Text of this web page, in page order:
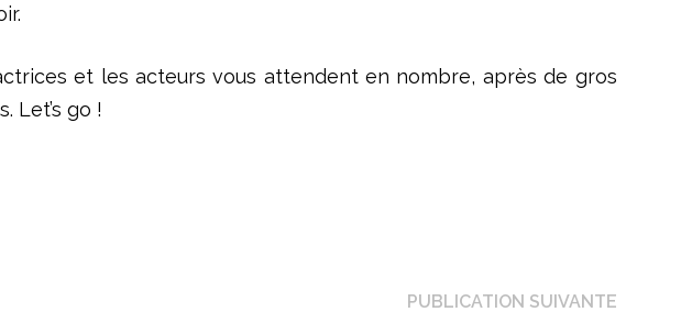
et les acteurs vous attendent en nombre, après de gros
Let’s go !
PUBLICATION SUIVANTE